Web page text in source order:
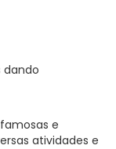
e
atividades e